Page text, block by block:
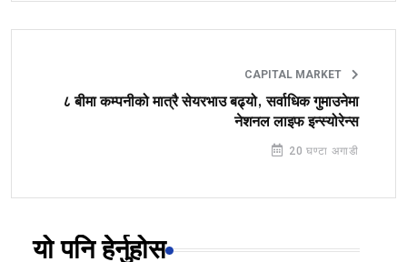
CAPITAL MARKET
८ बीमा कम्पनीको मात्रै सेयरभाउ बढ्यो, सर्वाधिक गुमाउनेमा
नेशनल लाइफ इन्स्योरेन्स
20 घण्टा अगाडी
यो पनि हेर्नुहोस